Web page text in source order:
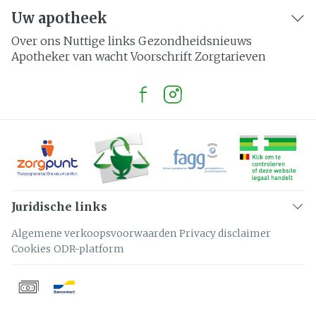
Uw apotheek
Over ons Nuttige links Gezondheidsnieuws
Apotheker van wacht Voorschrift Zorgtarieven
Juridische links
Algemene verkoopsvoorwaarden Privacy disclaimer
Cookies ODR-platform